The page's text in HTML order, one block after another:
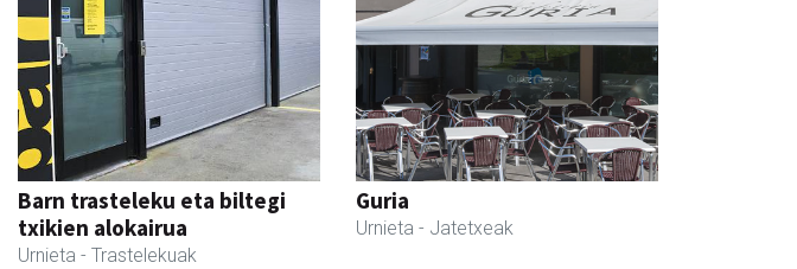
Barn trasteleku eta biltegi
txikien alokairua
Urnieta - Trastelekuak
Guria
Urnieta - Jatetxeak